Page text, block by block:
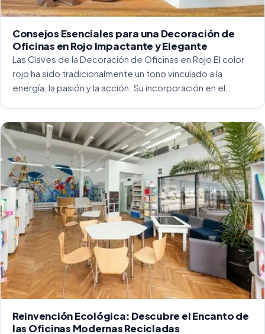
Consejos Esenciales para una Decoración de
Oficinas en Rojo Impactante y Elegante
Las Claves de la Decoración de Oficinas en Rojo El color
rojo ha sido tradicionalmente un tono vinculado a la
energía, la pasión y la acción. Su incorporación en el
Reinvención Ecológica: Descubre el Encanto de
las Oficinas Modernas Recicladas